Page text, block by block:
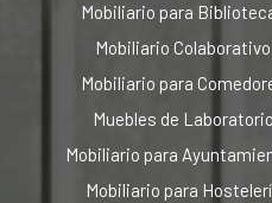
Mobiliario para
Mobiliario
Mobiliario para
Muebles de
Mobiliario para
Mobiliario para